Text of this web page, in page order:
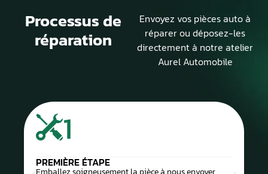
Processus de
réparation
Envoyez vos pièces auto à
réparer ou déposez-les
directement à notre atelier
Aurel Automobile
1
PREMIÈRE ÉTAPE